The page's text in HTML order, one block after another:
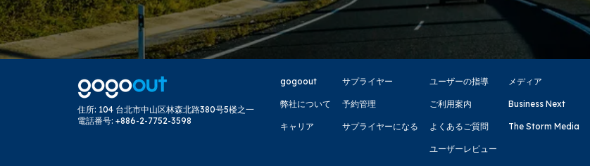
住所: 104 台北市中山区林森北路380号5楼之一
電話番号: +886-2-7752-3598
gogoout
弊社について
キャリア
サプライヤー
予約管理
サプライヤーになる
ユーザーの指導
ご利用案内
よくあるご質問
ユーザーレビュー
メディア
Business Next
The Storm Media